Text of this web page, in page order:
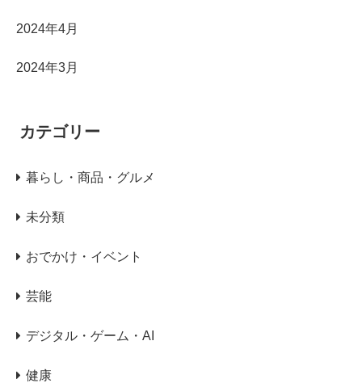
2024年4月
2024年3月
カテゴリー
暮らし・商品・グルメ
未分類
おでかけ・イベント
芸能
デジタル・ゲーム・AI
健康